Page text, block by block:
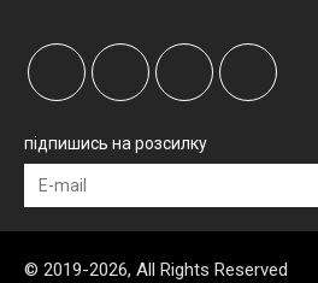
підпишись на розсилку
© 2019-2026, All Rights Reserved